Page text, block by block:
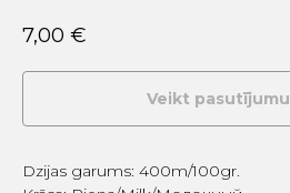
7,00 €
Veikt pasutījumu
Dzijas garums: 400m/100gr.